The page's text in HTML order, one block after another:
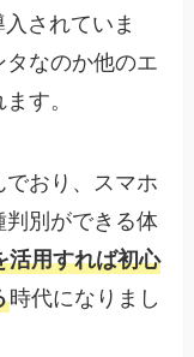
されていま
なのか他のエ
す。
おり、スマホ
判別ができる体
活用すれば初心
時代になりまし